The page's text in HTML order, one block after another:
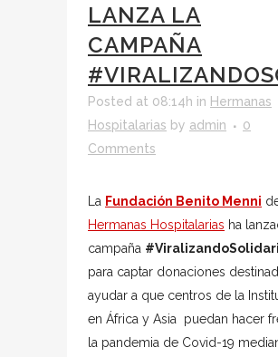
LANZA LA
CAMPAÑA
Posted at 08:14h in Hermanas
Hospitalarias by admin
0
Comments
La Fundación Benito Menni
Hermanas Hospitalarias ha
campaña
para captar donaciones
ayudar a que centros de la
en África y Asia puedan hacer
la pandemia de Covid-19